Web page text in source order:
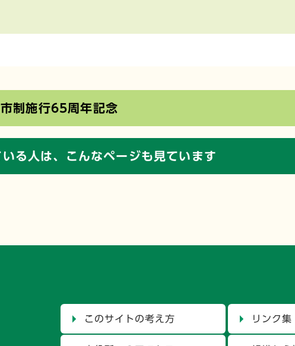
市制施行65周年記念
る人は、 こんなページも見ています
このサイトの考え方 リンク集